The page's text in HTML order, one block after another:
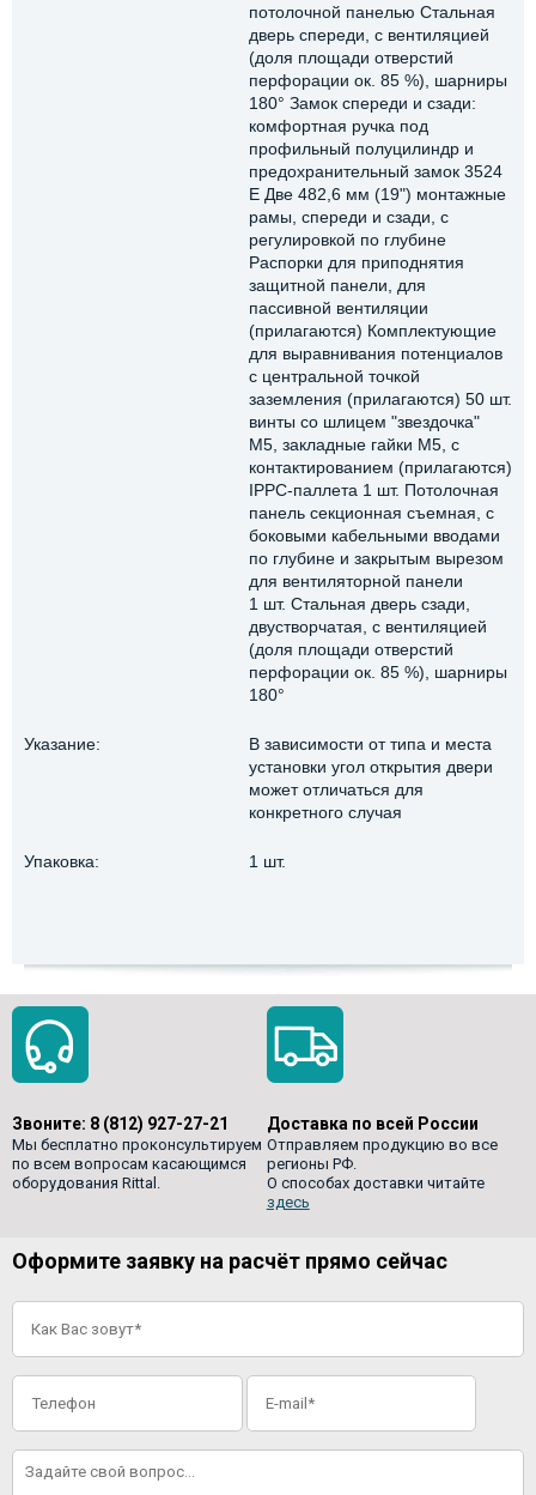
потолочной панелью Стальная
дверь спереди, с вентиляцией
(доля площади отверстий
перфорации ок. 85 %), шарниры
180° Замок спереди и сзади:
комфортная ручка под
профильный полуцилиндр и
предохранительный замок 3524
E Две 482,6 мм (19") монтажные
рамы, спереди и сзади, с
регулировкой по глубине
Распорки для приподнятия
защитной панели, для
пассивной вентиляции
(прилагаются) Комплектующие
для выравнивания потенциалов
с центральной точкой
заземления (прилагаются) 50 шт.
винты со шлицем "звездочка"
М5, закладные гайки M5, с
контактированием (прилагаются)
IPPC-паллета 1 шт. Потолочная
панель секционная съемная, с
боковыми кабельными вводами
по глубине и закрытым вырезом
для вентиляторной панели
1 шт. Стальная дверь сзади,
двустворчатая, с вентиляцией
(доля площади отверстий
перфорации ок. 85 %), шарниры
180°
Указание:
В зависимости от типа и места
установки угол открытия двери
может отличаться для
конкретного случая
Упаковка: 1 шт.
Звоните: 8 (812) 927-27-21
Мы бесплатно проконсультируем
по всем вопросам касающимся
оборудования Rittal.
Доставка по всей России
Отправляем продукцию во все
регионы РФ.
О способах доставки читайте
здесь
Оформите заявку на расчёт прямо сейчас